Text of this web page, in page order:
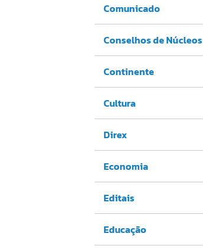
Comunicado
Conselhos de Núcleos
Continente
Cultura
Direx
Economia
Editais
Educação